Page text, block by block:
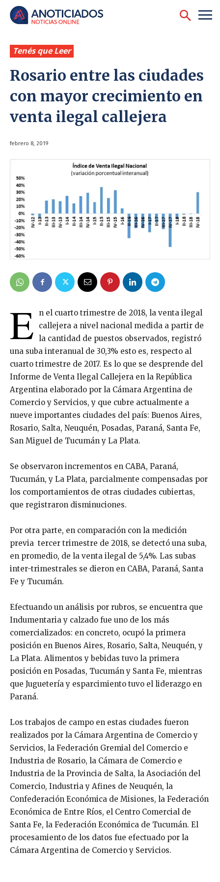
Tenés que Leer
Rosario entre las ciudades
con mayor crecimiento en
venta ilegal callejera
febrero 8, 2019
E
n el cuarto trimestre de 2018, la venta ilegal
callejera a nivel nacional medida a partir de
la cantidad de puestos observados, registró
una suba interanual de 30,3% esto es, respecto al
cuarto trimestre de 2017. Es lo que se desprende del
Informe de Venta Ilegal Callejera en la República
Argentina elaborado por la Cámara Argentina de
Comercio y Servicios, y que cubre actualmente a
nueve importantes ciudades del país: Buenos Aires,
Rosario, Salta, Neuquén, Posadas, Paraná, Santa Fe,
San Miguel de Tucumán y La Plata.
Se observaron incrementos en CABA, Paraná,
Tucumán, y La Plata, parcialmente compensadas por
los comportamientos de otras ciudades cubiertas,
que registraron disminuciones.
Por otra parte, en comparación con la medición
previa tercer trimestre de 2018, se detectó una suba,
en promedio, de la venta ilegal de 5,4%. Las subas
inter-trimestrales se dieron en CABA, Paraná, Santa
Fe y Tucumán.
Efectuando un análisis por rubros, se encuentra que
Indumentaria y calzado fue uno de los más
comercializados: en concreto, ocupó la primera
posición en Buenos Aires, Rosario, Salta, Neuquén, y
La Plata. Alimentos y bebidas tuvo la primera
posición en Posadas, Tucumán y Santa Fe, mientras
que Juguetería y esparcimiento tuvo el liderazgo en
Paraná.
Los trabajos de campo en estas ciudades fueron
realizados por la Cámara Argentina de Comercio y
Servicios, la Federación Gremial del Comercio e
Industria de Rosario, la Cámara de Comercio e
Industria de la Provincia de Salta, la Asociación del
Comercio, Industria y Afines de Neuquén, la
Confederación Económica de Misiones, la Federación
Económica de Entre Ríos, el Centro Comercial de
Santa Fe, la Federación Económica de Tucumán. El
procesamiento de los datos fue efectuado por la
Cámara Argentina de Comercio y Servicios.